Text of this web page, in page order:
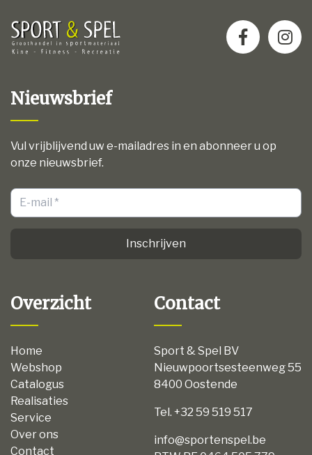
Nieuwsbrief
Vul vrijblijvend uw e-mailadres in en abonneer u op
onze nieuwsbrief.
Inschrijven
Overzicht
Home
Webshop
Catalogus
Realisaties
Service
Over ons
Contact
Contact
Sport & Spel BV
Nieuwpoortsesteenweg 55
8400 Oostende
Tel. +32 59 519 517
info@sportenspel.be